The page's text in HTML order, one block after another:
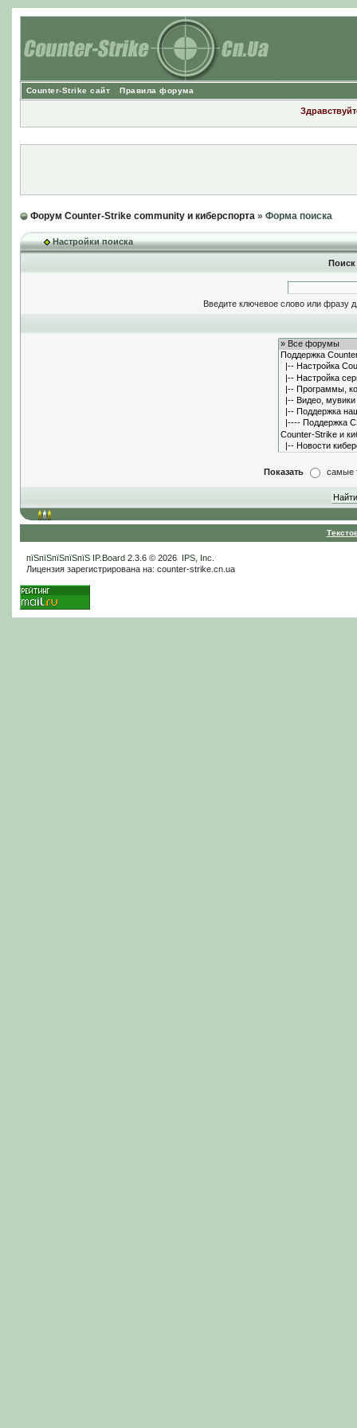
Counter-Strike сайт Правила форума
Форум Counter-Strike community и киберспорта» Форма поиска
Настройки поиска
Введите ключевое слово или фразу
Показать самые
пїЅпїЅпїЅпїЅпїЅ IP.Board2.3.6 © 2026 IPS, Inc
Лицензия зарегистрирована на: counter-strike.cn.ua